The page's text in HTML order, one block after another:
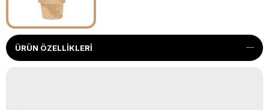
ÜRÜN ÖZELLIKLERI